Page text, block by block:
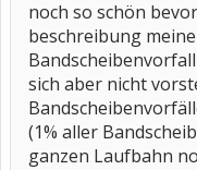
noch so schön
beschreibung
sich aber nicht
(1% aller
ganzen Laufbahn